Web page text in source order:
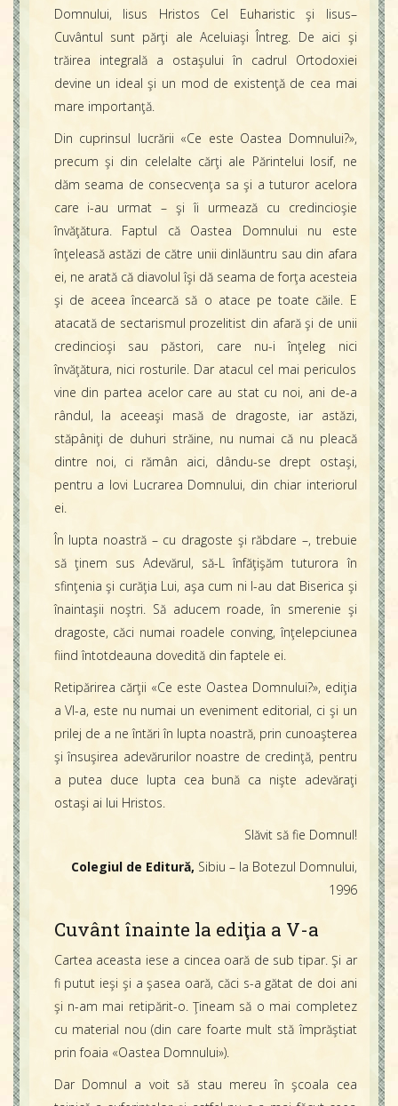
Domnului, Iisus Hristos Cel Euharistic şi Iisus–
Cuvântul sunt părţi ale Aceluiaşi Întreg. De aici şi
trăirea integrală a ostaşului în cadrul Ortodoxiei
devine un ideal şi un mod de existenţă de cea mai
mare importanţă.
Din cuprinsul lucrării «Ce este Oastea Domnului?»,
precum şi din celelalte cărţi ale Părintelui Iosif, ne
dăm seama de consecvenţa sa şi a tuturor acelora
care i-au urmat – şi îi urmează cu credincioşie
învăţătura. Faptul că Oastea Domnului nu este
înţeleasă astăzi de către unii dinlăuntru sau din afara
ei, ne arată că diavolul îşi dă seama de forţa acesteia
şi de aceea încearcă să o atace pe toate căile. E
atacată de sectarismul prozelitist din afară şi de unii
credincioşi sau păstori, care nu-i înţeleg nici
învăţătura, nici rosturile. Dar atacul cel mai periculos
vine din partea acelor care au stat cu noi, ani de-a
rândul, la aceeaşi masă de dragoste, iar astăzi,
stăpâniţi de duhuri străine, nu numai că nu pleacă
dintre noi, ci rămân aici, dându-se drept ostaşi,
pentru a lovi Lucrarea Domnului, din chiar interiorul
ei.
În lupta noastră – cu dragoste şi răbdare –, trebuie
să ţinem sus Adevărul, să-L înfăţişăm tuturora în
sfinţenia şi curăţia Lui, aşa cum ni l-au dat Biserica şi
înaintaşii noştri. Să aducem roade, în smerenie şi
dragoste, căci numai roadele conving, înţelepciunea
fiind întotdeauna dovedită din faptele ei.
Retipărirea cărţii «Ce este Oastea Domnului?», ediţia
a VI-a, este nu numai un eveniment editorial, ci şi un
prilej de a ne întări în lupta noastră, prin cunoaşterea
şi însuşirea adevărurilor noastre de credinţă, pentru
a putea duce lupta cea bună ca nişte adevăraţi
ostaşi ai lui Hristos.
Slăvit să fie Domnul!
Colegiul de Editură, Sibiu – la Botezul Domnului,
1996
Cuvânt înainte la ediţia a V-a
Cartea aceasta iese a cincea oară de sub tipar. Şi ar
fi putut ieşi şi a şasea oară, căci s-a gătat de doi ani
şi n-am mai retipărit-o. Ţineam să o mai completez
cu material nou (din care foarte mult stă împrăştiat
prin foaia «Oastea Domnului»).
Dar Domnul a voit să stau mereu în şcoala cea